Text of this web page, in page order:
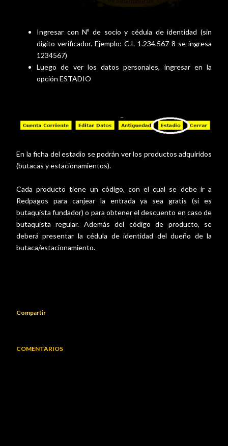
Ingresar con Nº de socio y cédula de identidad (sin
digito verificador. Ejemplo: C.I. 1.234.567-8 se ingresa
1234567)
Luego de ver los datos personales, ingresar en la
opción ESTADIO
En la ficha del estadio se podrán ver los productos adquiridos
(butacas y estacionamientos).
Cada producto tiene un código, con el cual se debe ir a
Redpagos para canjear la entrada ya sea gratis (si es
butaquista fundador) o para obtener el descuento en caso de
butaquista regular. Además del código de producto, se
deberá presentar la cédula de identidad del dueño de la
butaca/estacionamiento.
Compartir
COMENTARIOS